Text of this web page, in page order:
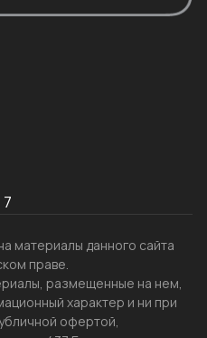
материалы данного сайта
праве.
размещенные на нем,
характер и ни при
офертой,